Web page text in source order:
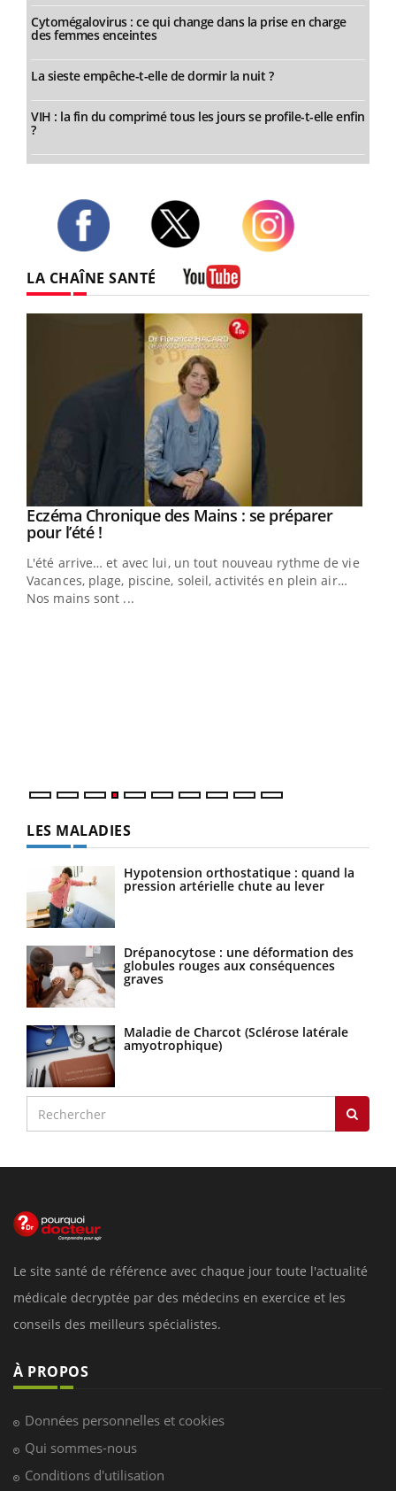
Cytomégalovirus : ce qui change dans la prise en charge
des femmes enceintes
La sieste empêche-t-elle de dormir la nuit ?
VIH : la fin du comprimé tous les jours se profile-t-elle enfin
?
LA CHAÎNE SANTÉ
Youtube
Eczéma Chronique des Mains : se préparer
pour l’été !Youtube
L'été arrive… et avec lui, un tout nouveau rythme de vie !
Vacances, plage, piscine, soleil, activités en plein air…
Nos mains sont ...
LES MALADIES
Hypotension orthostatique : quand la
pression artérielle chute au lever
Drépanocytose : une déformation des
globules rouges aux conséquences
graves
Maladie de Charcot (Sclérose latérale
amyotrophique)
Le site santé de référence avec chaque jour toute l'actualité
médicale decryptée par des médecins en exercice et les
conseils des meilleurs spécialistes.
À PROPOS
Données personnelles et cookies
Qui sommes-nous
Conditions d'utilisation